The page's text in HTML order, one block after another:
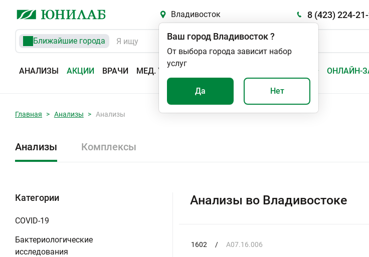
Владивосток 8 (423) 224-
Ближайшие города
АНАЛИЗЫ АКЦИИ ВРАЧИ МЕД. УСЛУГИ ОНЛАЙН-
Ваш город Владивосток?
От выбора города зависит набор
услуг
Да Нет
Главная Анализы Анализы
Анализы Комплексы
Категории
COVID-19
Бактериологические
исследования
Анализы во Владивостоке
1602 / A07.16.006